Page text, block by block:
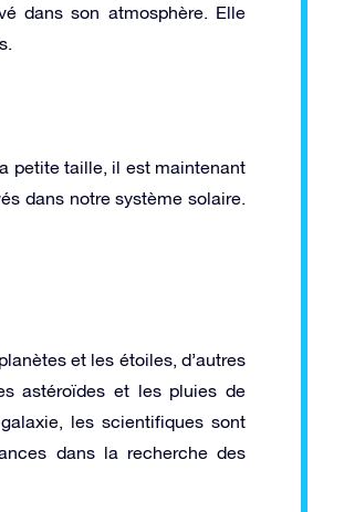
dans son atmosphère. Elle
petite taille, il est maintenant
dans notre système solaire.
et les étoiles, d’autres
astéroïdes et les pluies de
les scientifiques sont
dans la recherche des